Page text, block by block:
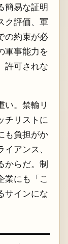
簡易な証明
ク評価、軍
の約束が必
軍事能力を
許可されな
い。禁輸リ
チリストに
も負担がか
アンス、
からだ。制
業にも「こ
サインにな